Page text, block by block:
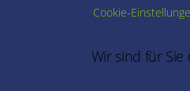
Cookie-
Wir sind für Sie